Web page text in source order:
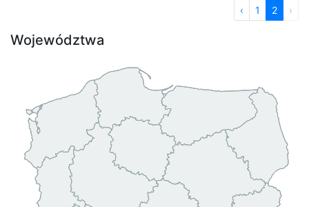
‹ 1 2 ›
Województwa